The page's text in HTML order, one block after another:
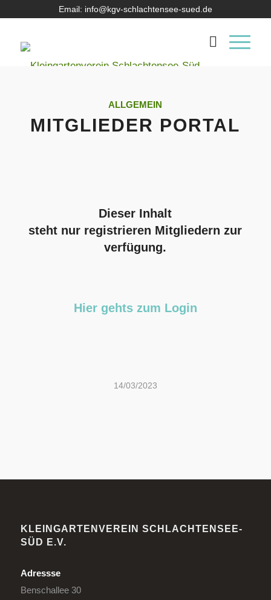
Email: info@kgv-schlachtensee-sued.de
ALLGEMEIN
MITGLIEDER PORTAL
Dieser Inhalt
steht nur registrieren Mitgliedern zur
verfügung.
Hier gehts zum Login
14/03/2023
KLEINGARTENVEREIN SCHLACHTENSEE-
SÜD E.V.
Adressse
Benschallee 30